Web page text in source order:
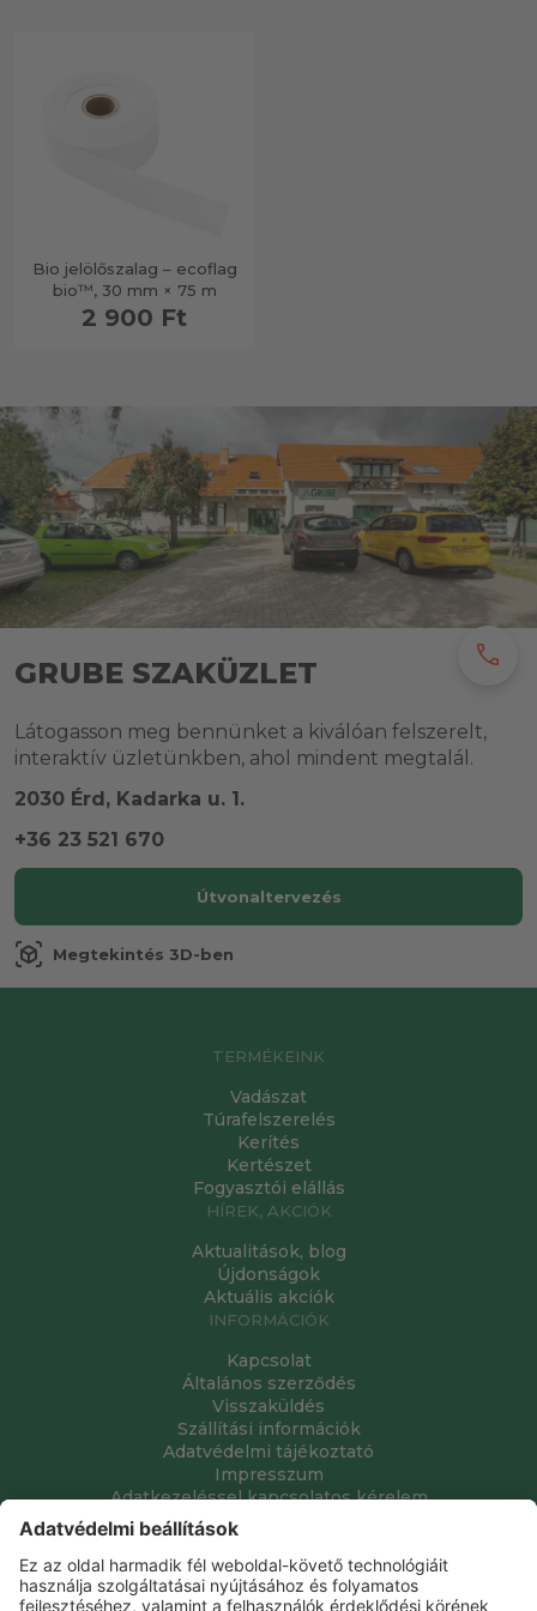
Bio jelölőszalag – ecoflag
bio™, 30 mm × 75 m
2 900 Ft
call
GRUBE SZAKÜZLET
Látogasson meg bennünket a kiválóan felszerelt,
interaktív üzletünkben, ahol mindent megtalál.
2030 Érd, Kadarka u. 1.
+36 23 521 670
Útvonaltervezés
view_in_ar Megtekintés 3D-ben
TERMÉKEINK
Vadászat
Túrafelszerelés
Kerítés
Kertészet
Fogyasztói elállás
HÍREK, AKCIÓK
Aktualitások, blog
Újdonságok
Aktuális akciók
INFORMÁCIÓK
Kapcsolat
Általános szerződés
Visszaküldés
Szállítási információk
Adatvédelmi tájékoztató
Impresszum
Adatkezeléssel kapcsolatos kérelem